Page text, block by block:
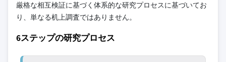
厳格な相互検証に基づく体系的な研究プロセスに基づいてお
り、単なる机上調査ではありません。
6ステップの研究プロセス